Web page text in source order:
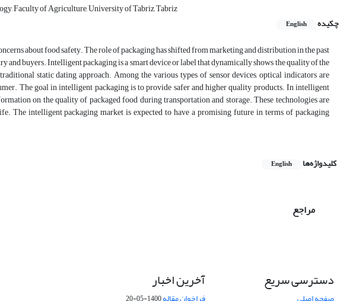
Faculty of Agriculture, University of Tabriz, Tabriz
چکیده
English
about food safety. The role of packaging has shifted from marketing and distribution in the past
and buyers.Intelligentpackaging is a smart device or label that dynamically shows the quality of the
static dating approach. Among the various types of sensor devices,optical indicatorsare
The goal inintelligentpackaging is to provide safer and higher quality products. In intelligent
on the quality of packaged food during transportation and storage. These technologies are
Theintelligentpackaging market is expected to have a promising future in terms of packaging
کلیدواژه‌ها English
مراجع
دسترسی سریع آخرین اخبار